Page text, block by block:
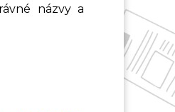
názvy a